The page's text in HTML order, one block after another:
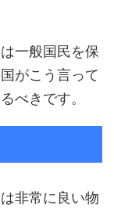
一般国民を保
がこう言って
べきです。
非常に良い物